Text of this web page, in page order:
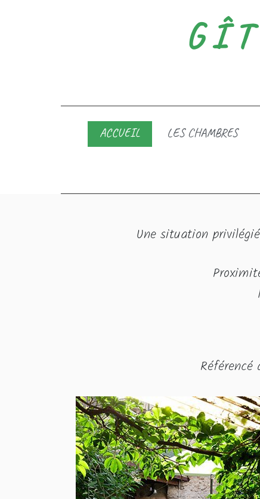
ACCUEIL LES CHAMBRES
Une situation
Référencé